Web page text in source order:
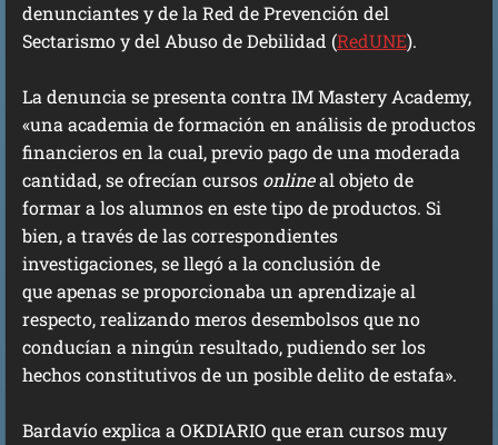
denunciantes y de la Red de Prevención del
Sectarismo y del Abuso de Debilidad (RedUNE).
La denuncia se presenta contra IM Mastery Academy,
«una academia de formación en análisis de productos
financieros en la cual, previo pago de una moderada
cantidad, se ofrecían cursos onlineal objeto de
formar a los alumnos en este tipo de productos. Si
bien, a través de las correspondientes
investigaciones, se llegó a la conclusión de
que apenas se proporcionaba un aprendizaje al
respecto, realizando meros desembolsos que no
conducían a ningún resultado, pudiendo ser los
hechos constitutivos de un posible delito de estafa».
Bardavío explica a OKDIARIO que eran cursos muy